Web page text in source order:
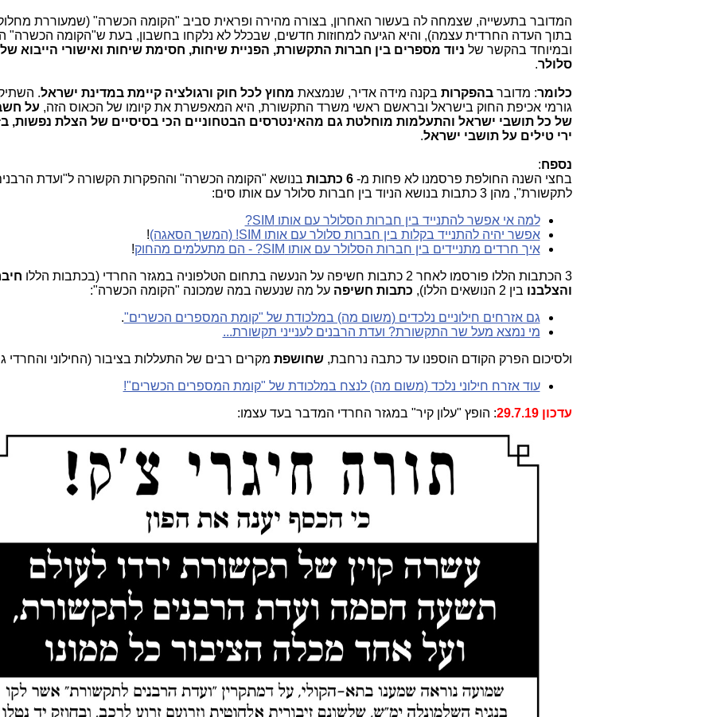
המדובר בתעשייה, שצמחה לה בעשור האחרון, בצורה מהירה ופראית סביב "הקומה הכשרה" (שמעוררת
בתוך העדה החרדית עצמה), והיא הגיעה למחוזות חדשים, שבכלל לא נלקחו בחשבון, בעת ש"הקומה הכשרה"
ובמיוחד בהקשר של ניוד מספרים בין חברות התקשורת, הפניית שיחות, חסימת שיחות ואישורי הייבוא
סלולר.
כלומר: מדוברבהפקרות בקנה מידה אדיר, שנמצאת מחוץ לכל חוק ורגולציה קיימת במדינת ישראל.
גורמי אכיפת החוק בישראל ובראשם ראשי משרד התקשורת, היא המאפשרת את קיומו של הכאוס הזה, על
של כל תושבי ישראל והתעלמות מוחלטת גם מהאינטרסים הבטחוניים הכי בסיסיים של הצלת נפשות,
ירי טילים על תושבי ישראל.
נספח:
בחצי השנה החולפת פרסמנו לא פחות מ-6 כתבות
בנושא "הקומה הכשרה" וההפקרות הקשורה ל"ועדת
לתקשורת", מהן 3 כתבות בנושא הניוד בין חברות סלולר עם אותו סים:
למה אי אפשר להתנייד בין חברות הסלולר עם אותו SIM?
אפשר יהיה להתנייד בקלות בין חברות סלולר עם אותו SIM! (המשך הסאגה)
!
איך חרדים מתניידים בין חברות הסלולר עם אותו SIM? - הם מתעלמים מהחוק
!
3 הכתבות הללו פורסמו לאחר 2 כתבות חשיפה על הנעשה בתחום הטלפוניה במגזר החרדי (בכתבות הללו
והצלבנו בין 2 הנושאים הללו), כתבות חשיפה על מה שנעשה במה שמכונה "הקומה הכשרה":
גם אזרחים חילוניים נלכדים (משום מה) במלכודת של "קומת המספרים הכשרים".
מי נמצא מעל שר התקשורת? ועדת הרבנים לענייני תקשורת...
ולסיכום הפרק הקודם הוספנו עד כתבה נרחבת,שחושפת מקרים רבים של התעללות בציבור (החילוני והחרדי
עוד אזרח חילוני נלכד (משום מה) לנצח במלכודת של "קומת המספרים הכשרים"!
עדכון 29.7.19
: הופץ "עלון קיר" במגזר החרדי המדבר בעד עצמו: